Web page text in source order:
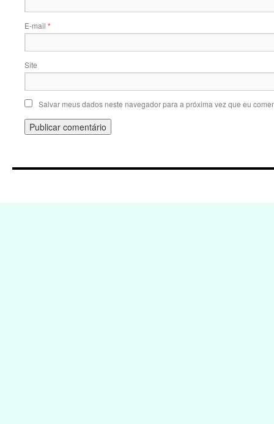
E-mail *
Site
Salvar meus dados neste navegador para a próxima vez que eu